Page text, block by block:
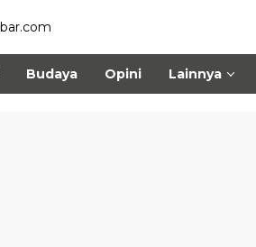
Budaya Opini Lainnya